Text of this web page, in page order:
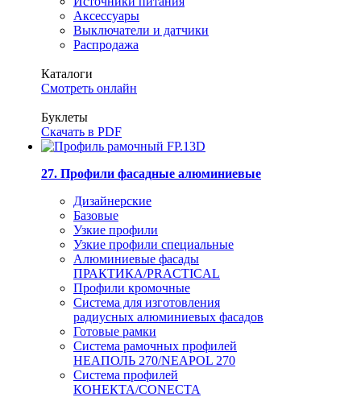
Аксессуары
Выключатели и датчики
Распродажа
Каталоги
Смотреть онлайн
Буклеты
Скачать в PDF
27. Профили фасадные алюминиевые
Дизайнерские
Базовые
Узкие профили
Узкие профили специальные
Алюминиевые фасады
ПРАКТИКА/PRACTICAL
Профили кромочные
Система для изготовления
радиусных алюминиевых фасадов
Готовые рамки
Система рамочных профилей
НЕАПОЛЬ 270/NEAPOL 270
Система профилей
КОНЕКТА/CONECTA